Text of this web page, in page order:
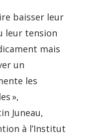
baisser leur
leur tension
mais
un
les
»,
Juneau,
à l’Institut